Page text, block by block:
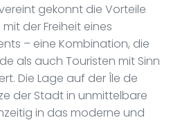
gekonnt die Vorteile
der Freiheit eines
– eine Kombination, die
als auch Touristen mit Sinn
Die Lage auf der Île de
der Stadt in unmittelbare
in das moderne und